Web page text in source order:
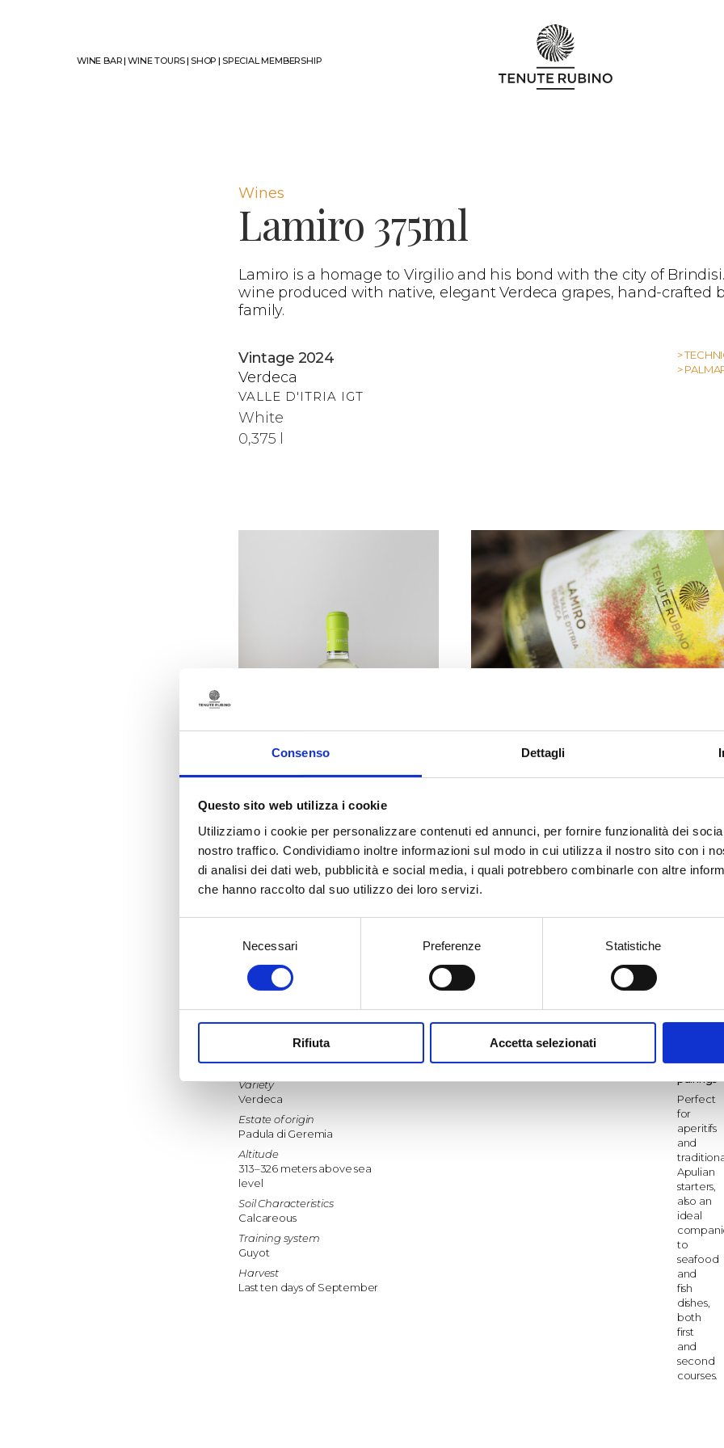
Consenso Dettagli
Questo sito web utilizza i cookie
Utilizziamo i cookie per personalizzare contenuti ed annunci, per fornire funzionalità dei
nostro traffico. Condividiamo inoltre informazioni sul modo in cui utilizza il nostro sito con i
di analisi dei dati web, pubblicità e social media, i quali potrebbero combinarle con altre
che hanno raccolto dal suo utilizzo dei loro servizi.
Necessari Preferenze Statistiche
Rifiuta Accetta selezionati
WINE BAR| WINE TOURS| SHOP | SPECIAL MEMBERSHIP
Wines
Lamiro 375ml
Lamiro is a homage to Virgilio and his bond with the city of
wine produced with native, elegant Verdeca grapes, hand-crafted
family.
Vintage 2024
Verdeca
VALLE D'ITRIA IGT
White
0,375 l
>
>
€6,50
ADD TO CART
Estate Characteristics
Variety
Verdeca
Estate of origin
Padula di Geremia
Altitude
313–326 meters above sea
level
Soil Characteristics
Calcareous
Training system
Guyot
Harvest
Last ten days of September
Food
pairings
Perfect
for
aperitifs
and
Apulian
starters,
also an
ideal
to
seafood
and
fish
dishes,
both
first
and
second
courses.